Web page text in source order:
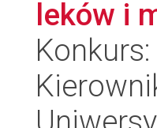
leków i
Konkurs: